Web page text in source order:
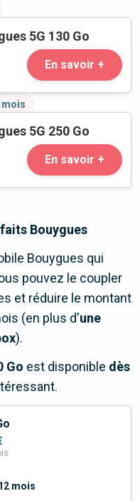
5G 130 Go
En savoir +
mois
5G 250 Go
En savoir +
Bouygues
Bouygues qui
pouvez le coupler
et réduire le montant
(en plus d'une
).
Go est disponible dès
mois